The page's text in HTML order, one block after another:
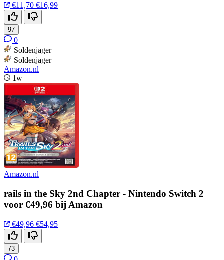
€11,70 €16,99
97
0
Soldenjager
Soldenjager
Amazon.nl
1w
Amazon.nl
rails in the Sky 2nd Chapter - Nintendo Switch 2
voor €49,96 bij Amazon
€49,96 €54,95
73